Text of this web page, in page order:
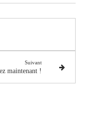
Suivant
maintenant !